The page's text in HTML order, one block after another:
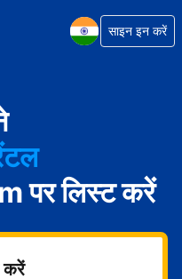
साइन इन करें
पर लिस्ट करें
करें